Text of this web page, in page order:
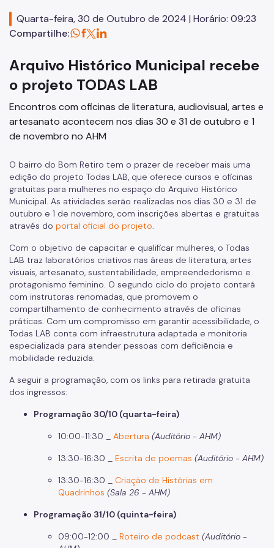
Concursos
Endereços e Serviços
Formação
EMIA
Piá
Vocacional
Jovem Monitor Cultural
Edital de Credenciamento 2026/2027
Fundação Theatro Municipal
Notícias da Cultura
Nossos Espaços
Arquivo Histórico
Casas de Cultura
Centros Culturais
Museu da Cidade
Praças da Cultura
Teatros
Theatro Municipal
Urbanismo social
Quarta-feira, 30 de Outubro de 2024 | Horário: 09:23
Compartilhe:
Arquivo Histórico Municipal recebe
o projeto TODAS LAB
Encontros com oficinas de literatura, audiovisual, artes e
artesanato acontecem nos dias 30 e 31 de outubro e 1
de novembro no AHM
O bairro do Bom Retiro tem o prazer de receber mais uma
edição do projeto Todas LAB, que oferece cursos e oficinas
gratuitas para mulheres no espaço do Arquivo Histórico
Municipal. As atividades serão realizadas nos dias 30 e 31 de
outubro e 1 de novembro, com inscrições abertas e gratuitas
através do portal oficial do projeto.
Com o objetivo de capacitar e qualificar mulheres, o Todas
LAB traz laboratórios criativos nas áreas de literatura, artes
visuais, artesanato, sustentabilidade, empreendedorismo e
protagonismo feminino. O segundo ciclo do projeto contará
com instrutoras renomadas, que promovem o
compartilhamento de conhecimento através de oficinas
práticas. Com um compromisso em garantir acessibilidade, o
Todas LAB conta com infraestrutura adaptada e monitoria
especializada para atender pessoas com deficiência e
mobilidade reduzida.
A seguir a programação, com os links para retirada gratuita
dos ingressos:
Programação 30/10 (quarta-feira)
10:00-11:30 _ Abertura (Auditório - AHM)
13:30-16:30 _ Escrita de poemas (Auditório - AHM)
13:30-16:30 _ Criação de Histórias em
Quadrinhos (Sala 26 - AHM)
Programação 31/10 (quinta-feira)
09:00-12:00 _ Roteiro de podcast (Auditório -